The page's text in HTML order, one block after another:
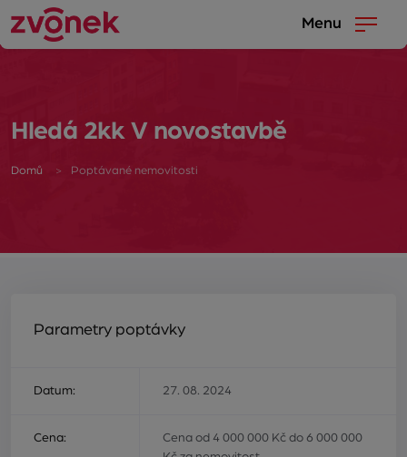
Menu
Hledá 2kk V novostavbě
Domů Poptávané nemovitosti
Parametry poptávky
Datum: 27. 08. 2024
Cena:
Cena od 4 000 000 Kč do 6 000 000